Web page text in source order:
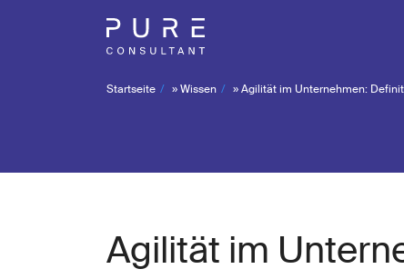
Startseite »Wissen »Agilität im Unternehmen:
Agilität im